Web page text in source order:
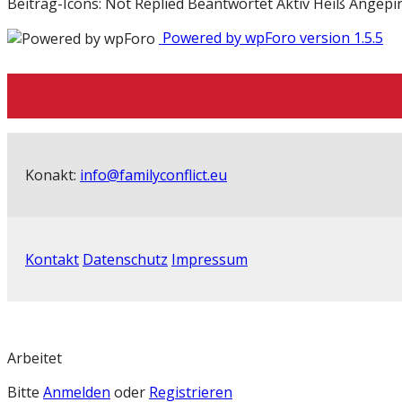
Powered by wpForo version 1.5.5
Konakt: info@familyconflict.eu
Kontakt Datenschutz Impressum
Arbeitet
Bitte Anmelden oder Registrieren